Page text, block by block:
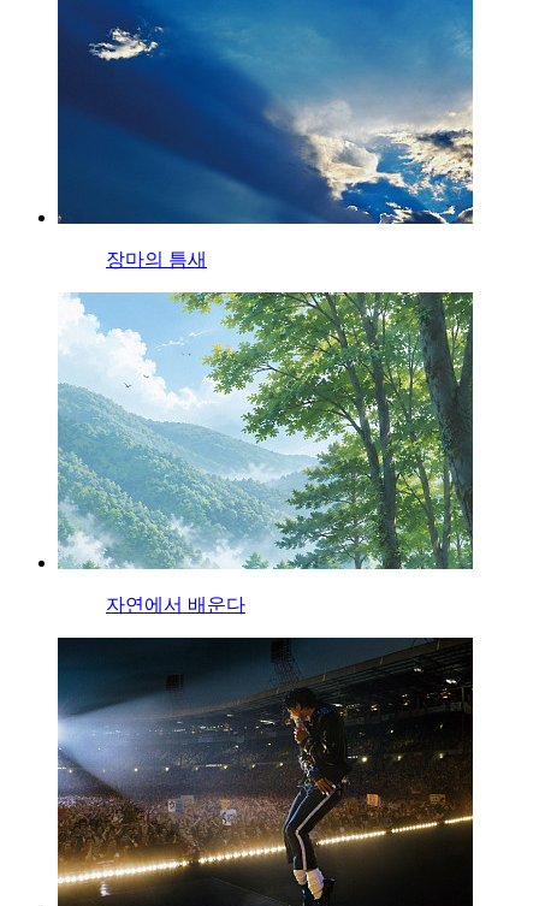
장마의 틈새
자연에서 배운다